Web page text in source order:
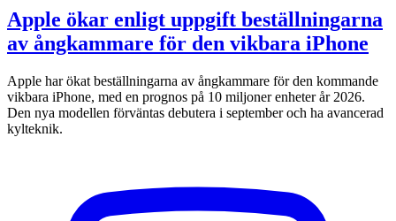
Apple ökar enligt uppgift beställningarna
av ångkammare för den vikbara iPhone
Apple har ökat beställningarna av ångkammare för den kommande
vikbara iPhone, med en prognos på 10 miljoner enheter år 2026.
Den nya modellen förväntas debutera i september och ha avancerad
kylteknik.